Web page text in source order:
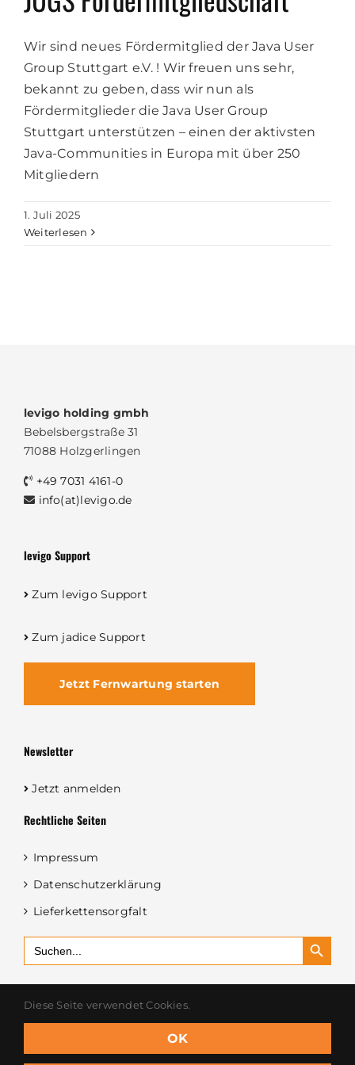
Wir sind neues Fördermitglied der Java User
Group Stuttgart e.V. ! Wir freuen uns sehr,
bekannt zu geben, dass wir nun als
Fördermitglieder die Java User Group
Stuttgart unterstützen – einen der aktivsten
Java-Communities in Europa mit über 250
Mitgliedern
1. Juli 2025
Weiterlesen
levigo holding gmbh
Bebelsbergstraße 31
71088 Holzgerlingen
+49 7031 4161-0
info(at)levigo.de
levigo Support
Zum levigo Support
Zum jadice Support
Jetzt Fernwartung starten
Newsletter
Jetzt anmelden
Rechtliche Seiten
Impressum
Datenschutzerklärung
Lieferkettensorgfalt
Search
for:
Search Button
Diese Seite verwendet Cookies.
OK